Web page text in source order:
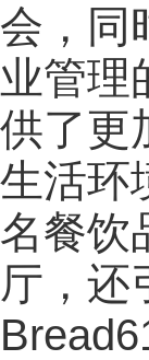
会，同
业管理
供了更
生活环
名餐饮
厅，还